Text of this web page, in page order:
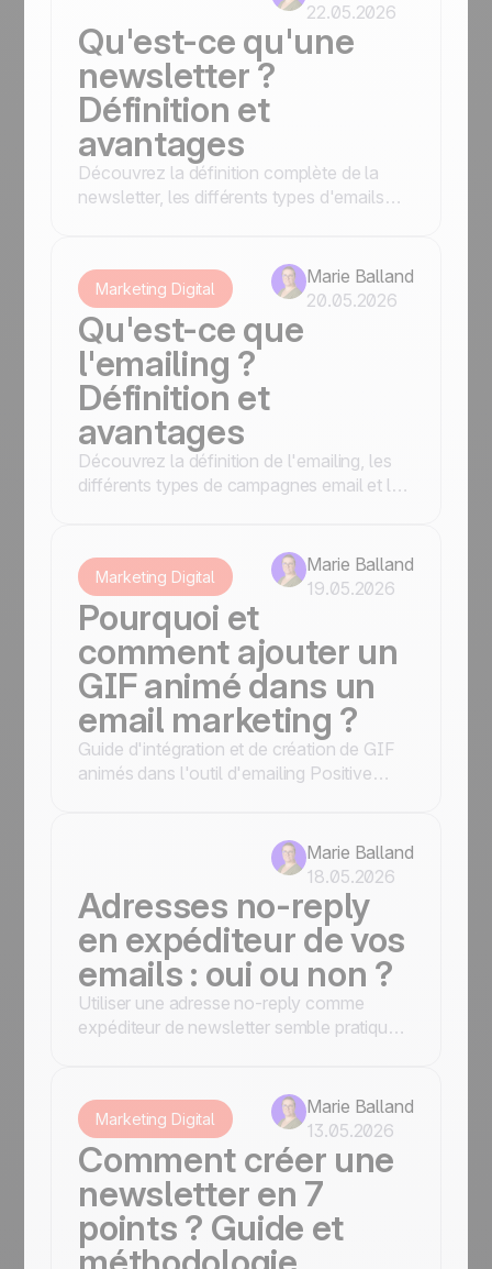
22.05.2026
Qu'est-ce qu'une
newsletter ?
Définition et
avantages
Découvrez la définition complète de la
newsletter, les différents types d'emails
Marketing Digital
Marie Balland
20.05.2026
Qu'est-ce que
l'emailing ?
Définition et
avantages
Découvrez la définition de l'emailing, les
différents types de campagnes email et les
Marketing Digital
Marie Balland
19.05.2026
Pourquoi et
comment ajouter un
GIF animé dans un
email marketing ?
Guide d'intégration et de création de GIF
animés dans l'outil d'emailing Positive
Marie Balland
18.05.2026
Adresses no-reply
en expéditeur de vos
emails : oui ou non ?
Utiliser une adresse no-reply comme
expéditeur de newsletter semble pratique,
quelles alternatives adopter.
Marketing Digital
Marie Balland
13.05.2026
Comment créer une
newsletter en 7
points ? Guide et